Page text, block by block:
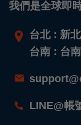
我們是全球即
台北 : 新
台南 : 台
LINE@帳